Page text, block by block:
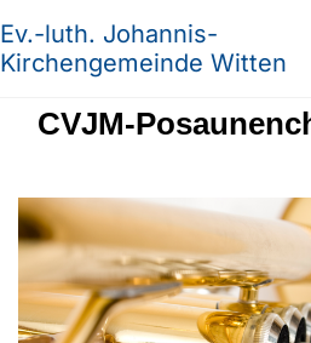
Ev.-luth. Johannis-
Kirchengemeinde Witten
CVJM-